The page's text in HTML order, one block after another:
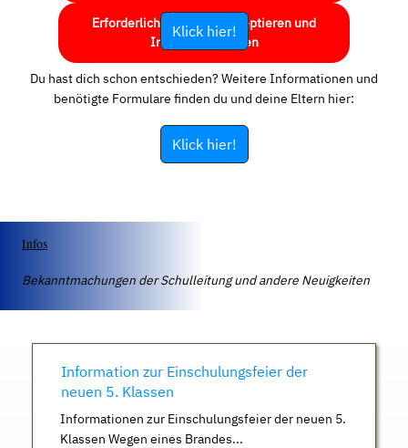
Erforderlichen Service akzeptieren und
Inhalte entsperren
Klick hier!
Du hast dich schon entschieden? Weitere Informationen und
benötigte Formulare finden du und deine Eltern hier:
Klick hier!
Infos
Bekanntmachungen der Schulleitung und andere Neuigkeiten
Information zur Einschulungsfeier der
neuen 5. Klassen
Informationen zur Einschulungsfeier der neuen 5.
Klassen Wegen eines Brandes...